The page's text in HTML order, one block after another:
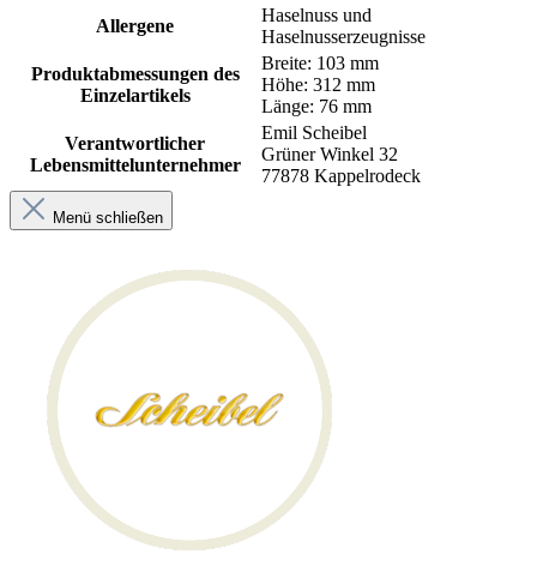
Allergene
Haselnuss und
Haselnusserzeugnisse
Produktabmessungen des
Einzelartikels
Breite: 103 mm
Höhe: 312 mm
Länge: 76 mm
Verantwortlicher
Lebensmittelunternehmer
Emil Scheibel
Grüner Winkel 32
77878 Kappelrodeck
Menü schließen